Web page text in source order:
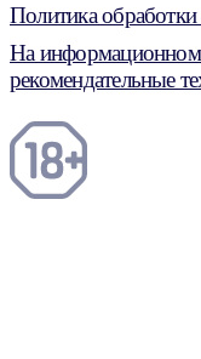
Политика
На информационном
рекомендательные